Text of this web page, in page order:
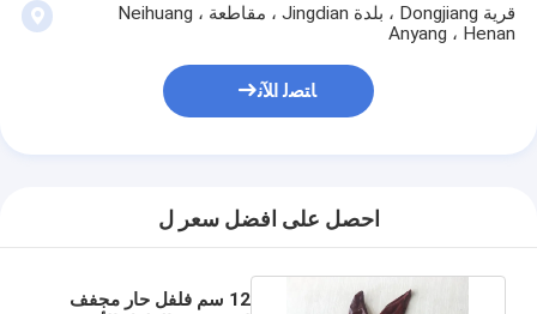
قرية Dongjiang ، بلدة Jingdian ، مقاطعة Neihuang ،
Anyang ، Henan
ﺎﺘﺼﻟ ﺍﻶﻧ
احصل على افضل سعر ل
12 سم فلفل حار مجفف